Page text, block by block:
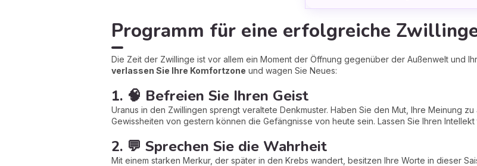
Programm für eine erfolgreiche
Die Zeit der Zwillinge ist vor allem ein Moment der Öffnung gegenüber der Außenwelt und
verlassen Sie Ihre Komfortzone und wagen Sie Neues:
1. 🧠 Befreien Sie Ihren Geist
Uranus in den Zwillingen sprengt veraltete Denkmuster. Haben Sie den Mut, Ihre Meinung
Gewissheiten von gestern können die Gefängnisse von heute sein. Lassen Sie Ihren Intellekt
2. 💬 Sprechen Sie die Wahrheit
Mit einem starken Merkur, der später in den Krebs wandert, besitzen Ihre Worte in dieser